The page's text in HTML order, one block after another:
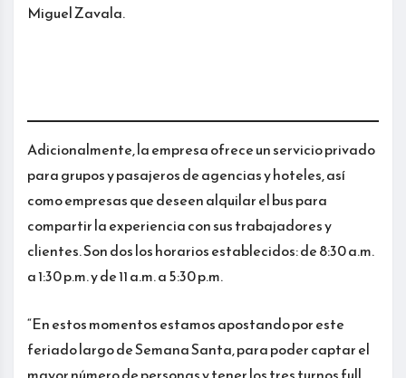
Miguel Zavala.
Adicionalmente, la empresa ofrece un servicio privado
para grupos y pasajeros de agencias y hoteles, así
como empresas que deseen alquilar el bus para
compartir la experiencia con sus trabajadores y
clientes. Son dos los horarios establecidos: de 8:30 a.m.
a 1:30 p.m. y de 11 a.m. a 5:30 p.m.
“En estos momentos estamos apostando por este
feriado largo de Semana Santa, para poder captar el